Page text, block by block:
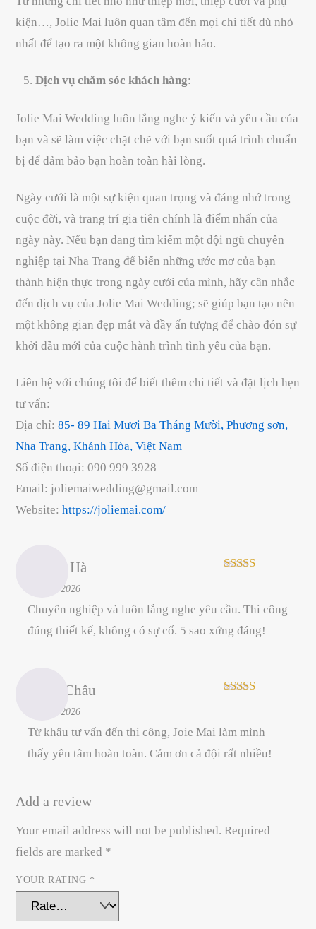
kiện…, Jolie Mai luôn quan tâm đến mọi chi tiết dù nhỏ
nhất để tạo ra một không gian hoàn hảo.
Dịch vụ chăm sóc khách hàng:
Jolie Mai Wedding luôn lắng nghe ý kiến và yêu cầu của
bạn và sẽ làm việc chặt chẽ với bạn suốt quá trình chuẩn
bị để đảm bảo bạn hoàn toàn hài lòng.
Ngày cưới là một sự kiện quan trọng và đáng nhớ trong
cuộc đời, và trang trí gia tiên chính là điểm nhấn của
ngày này. Nếu bạn đang tìm kiếm một đội ngũ chuyên
nghiệp tại Nha Trang để biến những ước mơ của bạn
thành hiện thực trong ngày cưới của mình, hãy cân nhắc
đến dịch vụ của Jolie Mai Wedding; sẽ giúp bạn tạo nên
một không gian đẹp mắt và đầy ấn tượng để chào đón sự
khởi đầu mới của cuộc hành trình tình yêu của bạn.
Liên hệ với chúng tôi để biết thêm chi tiết và đặt lịch hẹn
tư vấn:
Địa chỉ:85- 89 Hai Mươi Ba Tháng Mười, Phương sơn,
Nha Trang, Khánh Hòa, Việt Nam
Số điện thoại: 090 999 3928
Email: joliemaiwedding@gmail.com
Website:https://joliemai.com/
Thanh Hà
26/06/2026
Chuyên nghiệp và luôn lắng nghe yêu cầu. Thi công
đúng thiết kế, không có sự cố. 5 sao xứng đáng!
Minh Châu
28/06/2026
Từ khâu tư vấn đến thi công, Joie Mai làm mình
thấy yên tâm hoàn toàn. Cảm ơn cả đội rất nhiều!
Add a review
Your email address will not be published. Required
fields are marked *
YOUR RATING *